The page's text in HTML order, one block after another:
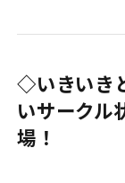
◇いきいき
いサークル
場！